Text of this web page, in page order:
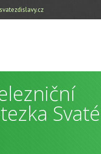
Svaté